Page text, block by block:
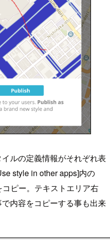
ルの定義情報がそれぞれ表
style in other apps]内の
ピー。テキストエリア右
内容をコピーする事も出来